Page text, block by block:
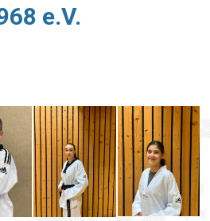
e.V.